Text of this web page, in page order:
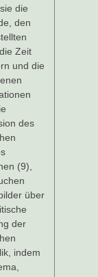
die
den
Zeit
und die
des
(9),
über
der
indem